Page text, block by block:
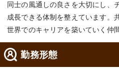
同士の風通しの良さを大切にし、
成長できる体制を整えています。
世界でのキャリアを築いていく仲
勤務形態